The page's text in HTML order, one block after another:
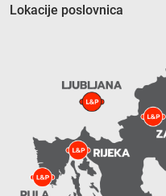
Lokacije poslovnica